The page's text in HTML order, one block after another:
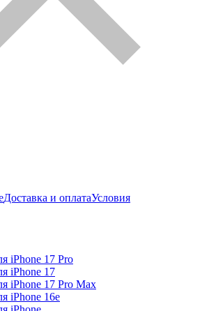
Доставка и оплатаУсловия
iPhone 17 Pro
iPhone 17
iPhone 17 Pro Max
iPhone 16e